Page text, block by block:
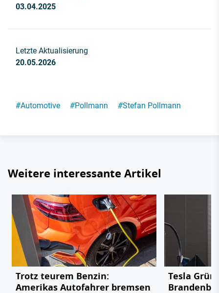
03.04.2025
Letzte Aktualisierung
20.05.2026
#Automotive #Pollmann #Stefan Pollmann
Weitere interessante Artikel
Trotz teurem Benzin:
Amerikas Autofahrer bremsen
Tesla